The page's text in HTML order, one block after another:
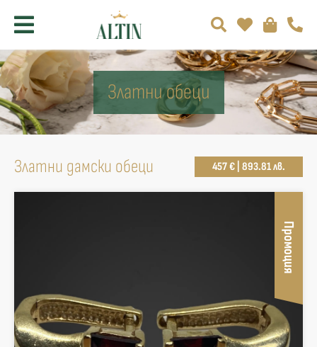
Златни обеци
Златни дамски обеци 457 € | 893.81 лв.
Промоция